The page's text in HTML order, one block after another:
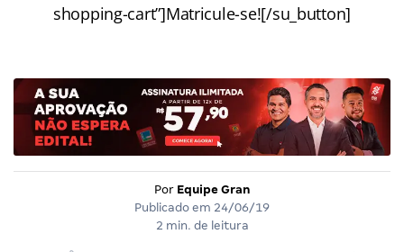
shopping-cart”]Matricule-se![/su_button]
Por Equipe Gran
Publicado em 24/06/19
2 min. de leitura